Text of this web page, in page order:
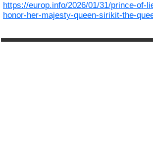
https://europ.info/2026/01/31/prince-of-
honor-her-majesty-queen-sirikit-the-